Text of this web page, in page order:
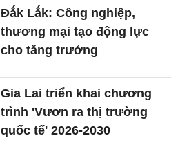
Đắk Lắk: Công nghiệp,
thương mại tạo động lực
cho tăng trưởng
Gia Lai triển khai chương
trình 'Vươn ra thị trường
quốc tế' 2026-2030